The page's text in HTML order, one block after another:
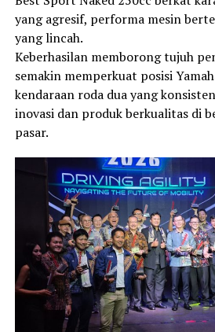
yang agresif, performa mesin
yang lincah.
Keberhasilan memborong tujuh
semakin memperkuat posisi
kendaraan roda dua yang
inovasi dan produk berkualitas di
pasar.